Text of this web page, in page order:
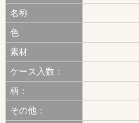
名称
色
素材
ケース入数：
柄：
その他：